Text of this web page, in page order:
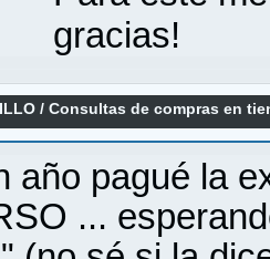
gracias!
/Consultas de compras en
año pagué la
...